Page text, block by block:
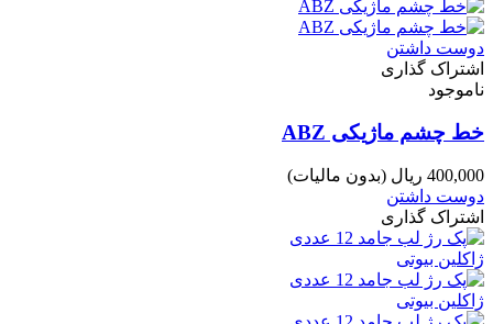
دوست داشتن
اشتراک گذاری
ناموجود
خط چشم ماژیکی ABZ
400,000 ریال
(بدون مالیات)
دوست داشتن
اشتراک گذاری